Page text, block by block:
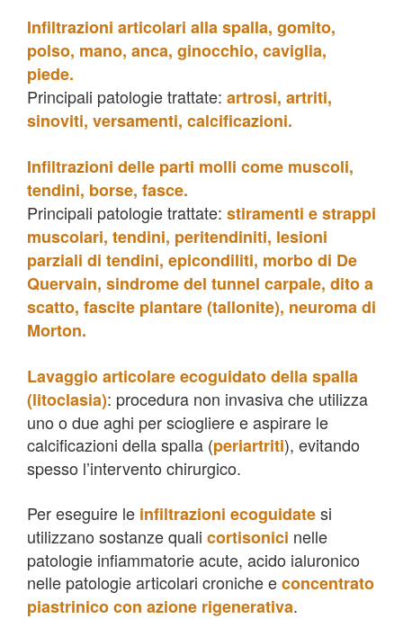
Infiltrazioni articolari alla spalla, gomito,
polso, mano, anca, ginocchio, caviglia,
piede.
Principali patologie trattate: artrosi, artriti,
sinoviti, versamenti, calcificazioni.
Infiltrazioni delle parti molli come muscoli,
tendini, borse, fasce.
Principali patologie trattate: stiramenti e strappi
muscolari, tendini, peritendiniti, lesioni
parziali di tendini, epicondiliti, morbo di De
Quervain, sindrome del tunnel carpale, dito a
scatto, fascite plantare (tallonite), neuroma di
Morton.
Lavaggio articolare ecoguidato della spalla
(litoclasia): procedura non invasiva che utilizza
uno o due aghi per sciogliere e aspirare le
calcificazioni della spalla (periartriti), evitando
spesso l’intervento chirurgico.
Per eseguire le infiltrazioni ecoguidatesi
utilizzano sostanze quali cortisonici nelle
patologie infiammatorie acute, acido ialuronico
nelle patologie articolari croniche econcentrato
piastrinico con azione rigenerativa.